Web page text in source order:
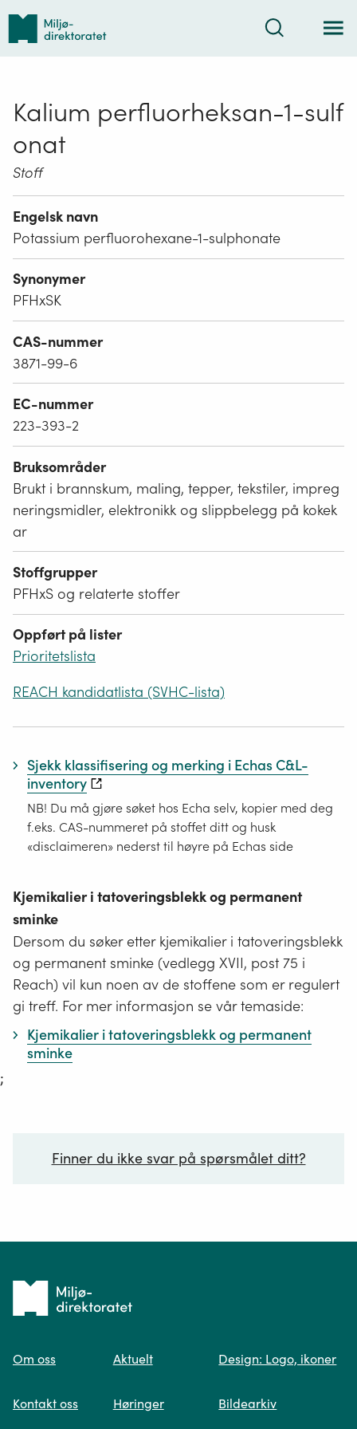
Tilbake
forsiden
Søk
Kalium perfluorheksan-1-sulf
onat
Stoff
Engelsk navn
Potassium perfluorohexane-1-sulphonate
Synonymer
PFHxSK
CAS-nummer
3871-99-6
EC-nummer
223-393-2
Bruksområder
Brukt i brannskum, maling, tepper, tekstiler, impreg
neringsmidler, elektronikk og slippbelegg på kokek
ar
Stoffgrupper
PFHxS og relaterte stoffer
Oppført på lister
Prioritetslista
REACH kandidatlista (SVHC-lista)
Sjekk klassifisering og merking i Echas C&L-
inventory
NB! Du må gjøre søket hos Echa selv, kopier med deg
f.eks. CAS-nummeret på stoffet ditt og husk
«disclaimeren» nederst til høyre på Echas side
Kjemikalier i tatoveringsblekk og permanent
sminke
Dersom du søker etter kjemikalier i tatoveringsblekk
og permanent sminke (vedlegg XVII, post 75 i
Reach) vil kun noen av de stoffene som er regulert
gi treff. For mer informasjon se vår temaside:
Kjemikalier i tatoveringsblekk og permanent
sminke
;
Finner du ikke svar på spørsmålet ditt?
Spør oss
Tilbake
forsiden
Om oss
Kontakt oss
Aktuelt
Høringer
Design: Logo, ikoner
Bildearkiv